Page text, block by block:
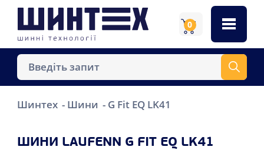
0
Шинтех Шини G Fit EQ LK41
ШИНИ LAUFENN G FIT EQ LK41